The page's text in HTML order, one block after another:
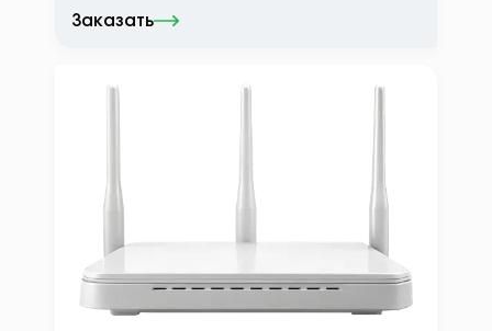
Заказать